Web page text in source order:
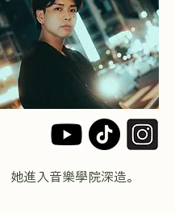
她進入音樂學院深造。